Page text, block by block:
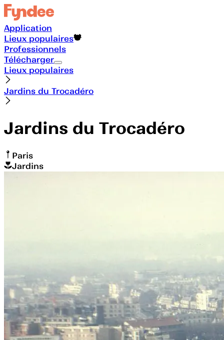
Application
Lieux populaires
Professionnels
Télécharger
Lieux populaires
Jardins du Trocadéro
Jardins du Trocadéro
Paris
Jardins